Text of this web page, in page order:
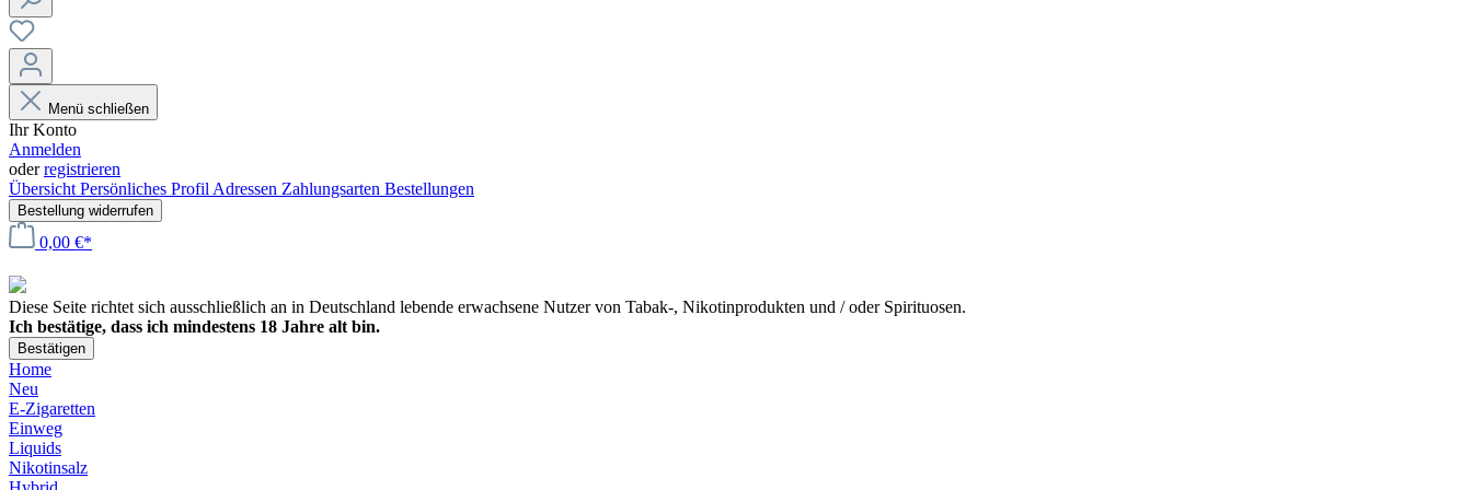
Menü schließen
Ihr Konto
Anmelden
oderregistrieren
Übersicht Persönliches Profil Adressen Zahlungsarten Bestellungen
Bestellung widerrufen
0,00 €*
Diese Seite richtet sich ausschließlich an in Deutschland lebende erwachsene Nutzer von Tabak-, Nikotinprodukten und / oder Spirituosen.
Ich bestätige, dass ich mindestens 18 Jahre alt bin.
Bestätigen
Home
Neu
E-Zigaretten
Einweg
Liquids
Nikotinsalz